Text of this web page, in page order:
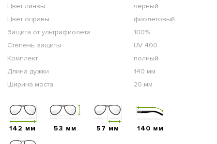
Цвет линзы
чёрный
Цвет оправы
фиолетовый
Защита от ультрафиолета
100%
Степень защиты
UV 400
Комплект
полный
Длина дужки
140 мм
Ширина моста
20 мм
142 мм 53 мм 57 мм 140 мм